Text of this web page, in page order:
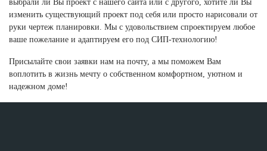
выбрали ли Вы проект с нашего сайта или с другого, хотите ли Вы
изменить существующий проект под себя или просто нарисовали от
руки чертеж планировки. Мы с удовольствием спроектируем любое
ваше пожелание и адаптируем его под СИП-технологию!
Присылайте свои заявки нам на почту, а мы поможем Вам
воплотить в жизнь мечту о собственном комфортном, уютном и
надежном доме!